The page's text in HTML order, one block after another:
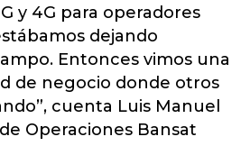
y 4G para operadores
dejando
Entonces vimos una
de negocio donde otros
cuenta Luis Manuel
Operaciones Bansat